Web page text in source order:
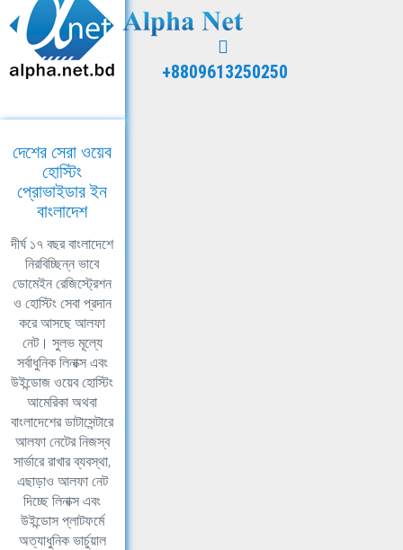
+8809613250250
দেশের সেরা ওয়েব
হোস্টিং
প্রোভাইডার ইন
বাংলাদেশ
দীর্ঘ ১৭ বছর বাংলাদেশে
নিরবিচ্ছিন্ন ভাবে
ডোমেইন রেজিস্ট্রেশন
ও হোস্টিং সেবা প্রদান
করে আসছে আলফা
নেট। সুলভ মূল্যে
সর্বাধুনিক লিনাক্স এবং
উইন্ডোজ ওয়েব হোস্টিং
আমেরিকা অথবা
বাংলাদেশের ডাটাসেন্টারে
আলফা নেটের নিজস্ব
সার্ভারে রাখার ব্যবস্থা,
এছাড়াও আলফা নেট
দিচ্ছে লিনাক্স এবং
উইন্ডোস প্লাটফর্মে
অত্যাধুনিক ভার্চুয়াল